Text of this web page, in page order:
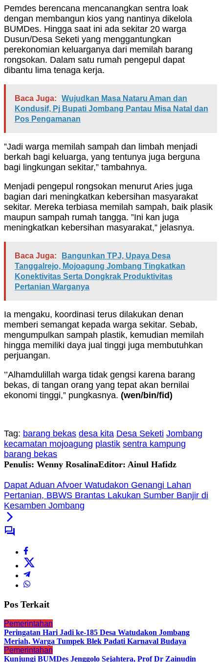
Pemdes berencana mencanangkan sentra loak
dengan membangun kios yang nantinya dikelola
BUMDes. Hingga saat ini ada sekitar 20 warga
Dusun/Desa Seketi yang menggantungkan
perekonomian keluarganya dari memilah barang
rongsokan. Dalam satu rumah pengepul dapat
dibantu lima tenaga kerja.
Baca Juga:
Wujudkan Masa Nataru Aman dan
Kondusif, Pj Bupati Jombang Pantau Misa Natal dan
Pos Pengamanan
”Jadi warga memilah sampah dan limbah menjadi
berkah bagi keluarga, yang tentunya juga berguna
bagi lingkungan sekitar,” tambahnya.
Menjadi pengepul rongsokan menurut Aries juga
bagian dari meningkatkan kebersihan masyarakat
sekitar. Mereka terbiasa memilah sampah, baik plasik
maupun sampah rumah tangga. ”Ini kan juga
meningkatkan kebersihan masyarakat,” jelasnya.
Baca Juga:
Bangunkan TPJ, Upaya Desa
Tanggalrejo, Mojoagung Jombang Tingkatkan
Konektivitas Serta Dongkrak Produktivitas
Pertanian Warganya
Ia mengaku, koordinasi terus dilakukan denan
memberi semangat kepada warga sekitar. Sebab,
mengumpulkan sampah plastik, kemudian memilah
hingga memiliki daya jual tinggi juga membutuhkan
perjuangan.
’’Alhamdulillah warga tidak gengsi karena barang
bekas, di tangan orang yang tepat akan bernilai
ekonomi tinggi,” pungkasnya. (wen/bin/fid)
Tag: barang bekas desa kita Desa Seketi Jombang
kecamatan mojoagung plastik sentra kampung
barang bekas
Penulis: Wenny RosalinaEditor: Ainul Hafidz
Dapat Aduan Afvoer Watudakon Genangi Lahan
Pertanian, BBWS Brantas Lakukan Sumber Banjir di
Kesamben Jombang
Pos Terkait
Pemerintahan
Peringatan Hari Jadi ke-185 Desa Watudakon Jombang
Meriah, Warga Tumpek Blek Padati Karnaval Budaya
Pemerintahan
Kunjungi BUMDes Jenggolo Sejahtera, Prof Dr Zainudin